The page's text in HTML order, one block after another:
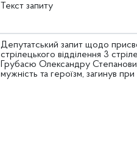
Текст запиту
Депутатський запит щодо
стрілецького відділення 3
Грубасю Олександру
мужність та героїзм, загинув